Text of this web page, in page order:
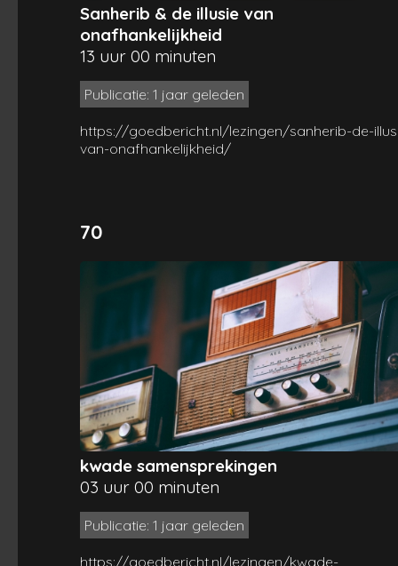
Sanherib & de illusie van
onafhankelijkheid
13 uur 00 minuten
Publicatie: 1 jaar geleden
https://goedbericht.nl/lezingen/sanherib-de-
van-onafhankelijkheid/
70
kwade samensprekingen
03 uur 00 minuten
Publicatie: 1 jaar geleden
https://goedbericht.nl/lezingen/kwade-